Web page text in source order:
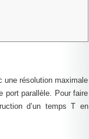
une résolution maximale
port parallèle. Pour faire
d’un temps T en